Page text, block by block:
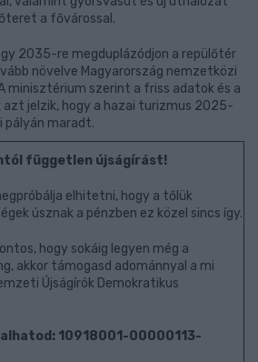
a fővárossal.
2035-re megduplázódjon a repülőtér
növelve Magyarország nemzetközi
minisztérium szerint a friss adatok és a
jelzik, hogy a hazai turizmus 2025-
pályán maradt.
független újságírást!
elhitetni, hogy a tőlük
úsznak a pénzben ez közel sincs így.
hogy sokáig legyen még a
akkor támogasd adománnyal a mi
Újságírók Demokratikus
10918001-00000113-